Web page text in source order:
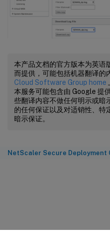
本产品文档的官方版本为英语
而提供，可能包括机器翻译的
Cloud Software Group home
本服务可能包含由 Google 提
些翻译内容不做任何明示或暗
的任何保证以及对适销性、特
暗示保证。
NetScaler Secure Deployment